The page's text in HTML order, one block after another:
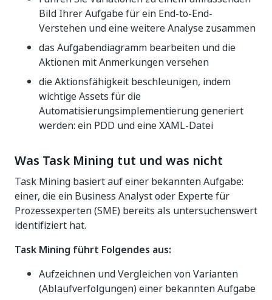
Bild Ihrer Aufgabe für ein End-to-End-
Verstehen und eine weitere Analyse zusammen
das Aufgabendiagramm bearbeiten und die
Aktionen mit Anmerkungen versehen
die Aktionsfähigkeit beschleunigen, indem
wichtige Assets für die
Automatisierungsimplementierung generiert
werden: ein PDD und eine XAML-Datei
Was Task Mining tut und was nicht
Task Mining basiert auf einer bekannten Aufgabe:
einer, die ein Business Analyst oder Experte für
Prozessexperten (SME) bereits als untersuchenswert
identifiziert hat.
Task Mining führt Folgendes aus:
Aufzeichnen und Vergleichen von Varianten
(Ablaufverfolgungen) einer bekannten Aufgabe